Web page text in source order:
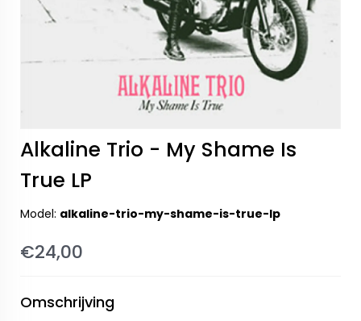
Alkaline Trio - My Shame Is
True LP
Model: alkaline-trio-my-shame-is-true-lp
€24,00
Omschrijving